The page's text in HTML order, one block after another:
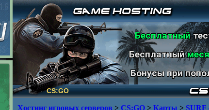
CS:GO
Бесплатный
Бесплатный
Бонусы при
Хостинг игровых серверов > CS:GO > Карты > SURF